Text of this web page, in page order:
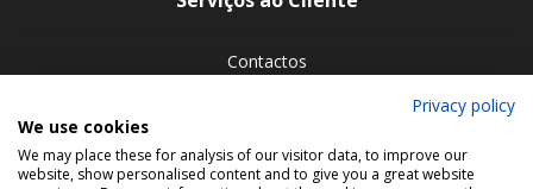
Contactos
Siga-nos nas redes sociais
Privacy policy
We use cookies
We may place these for analysis of our visitor data, to improve our
website, show personalised content and to give you a great website